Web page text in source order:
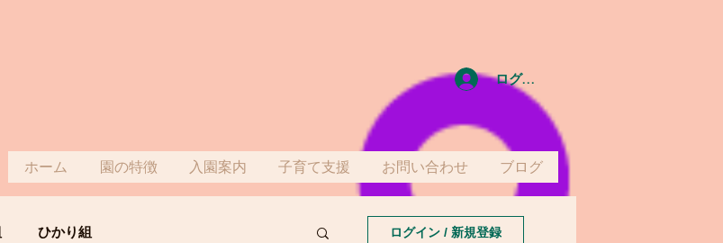
ログイン
ホーム 園の特徴 入園案内 子育て支援 お問い合わせ ブログ
ひかり組 ログイン / 新規登録